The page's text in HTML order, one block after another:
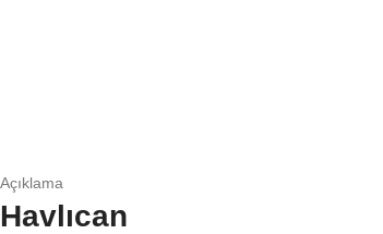
Açıklama
Havlıcan